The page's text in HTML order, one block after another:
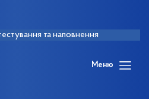
та наповнення
Меню